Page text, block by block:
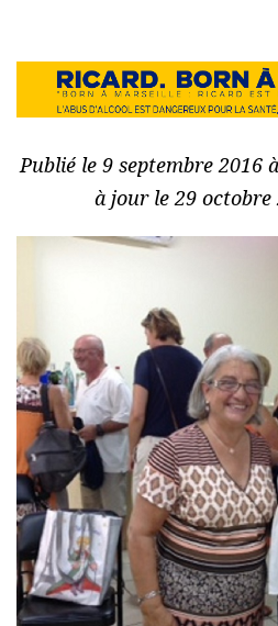
Publié le 9 septembre 2016
à jour le 29 octobre